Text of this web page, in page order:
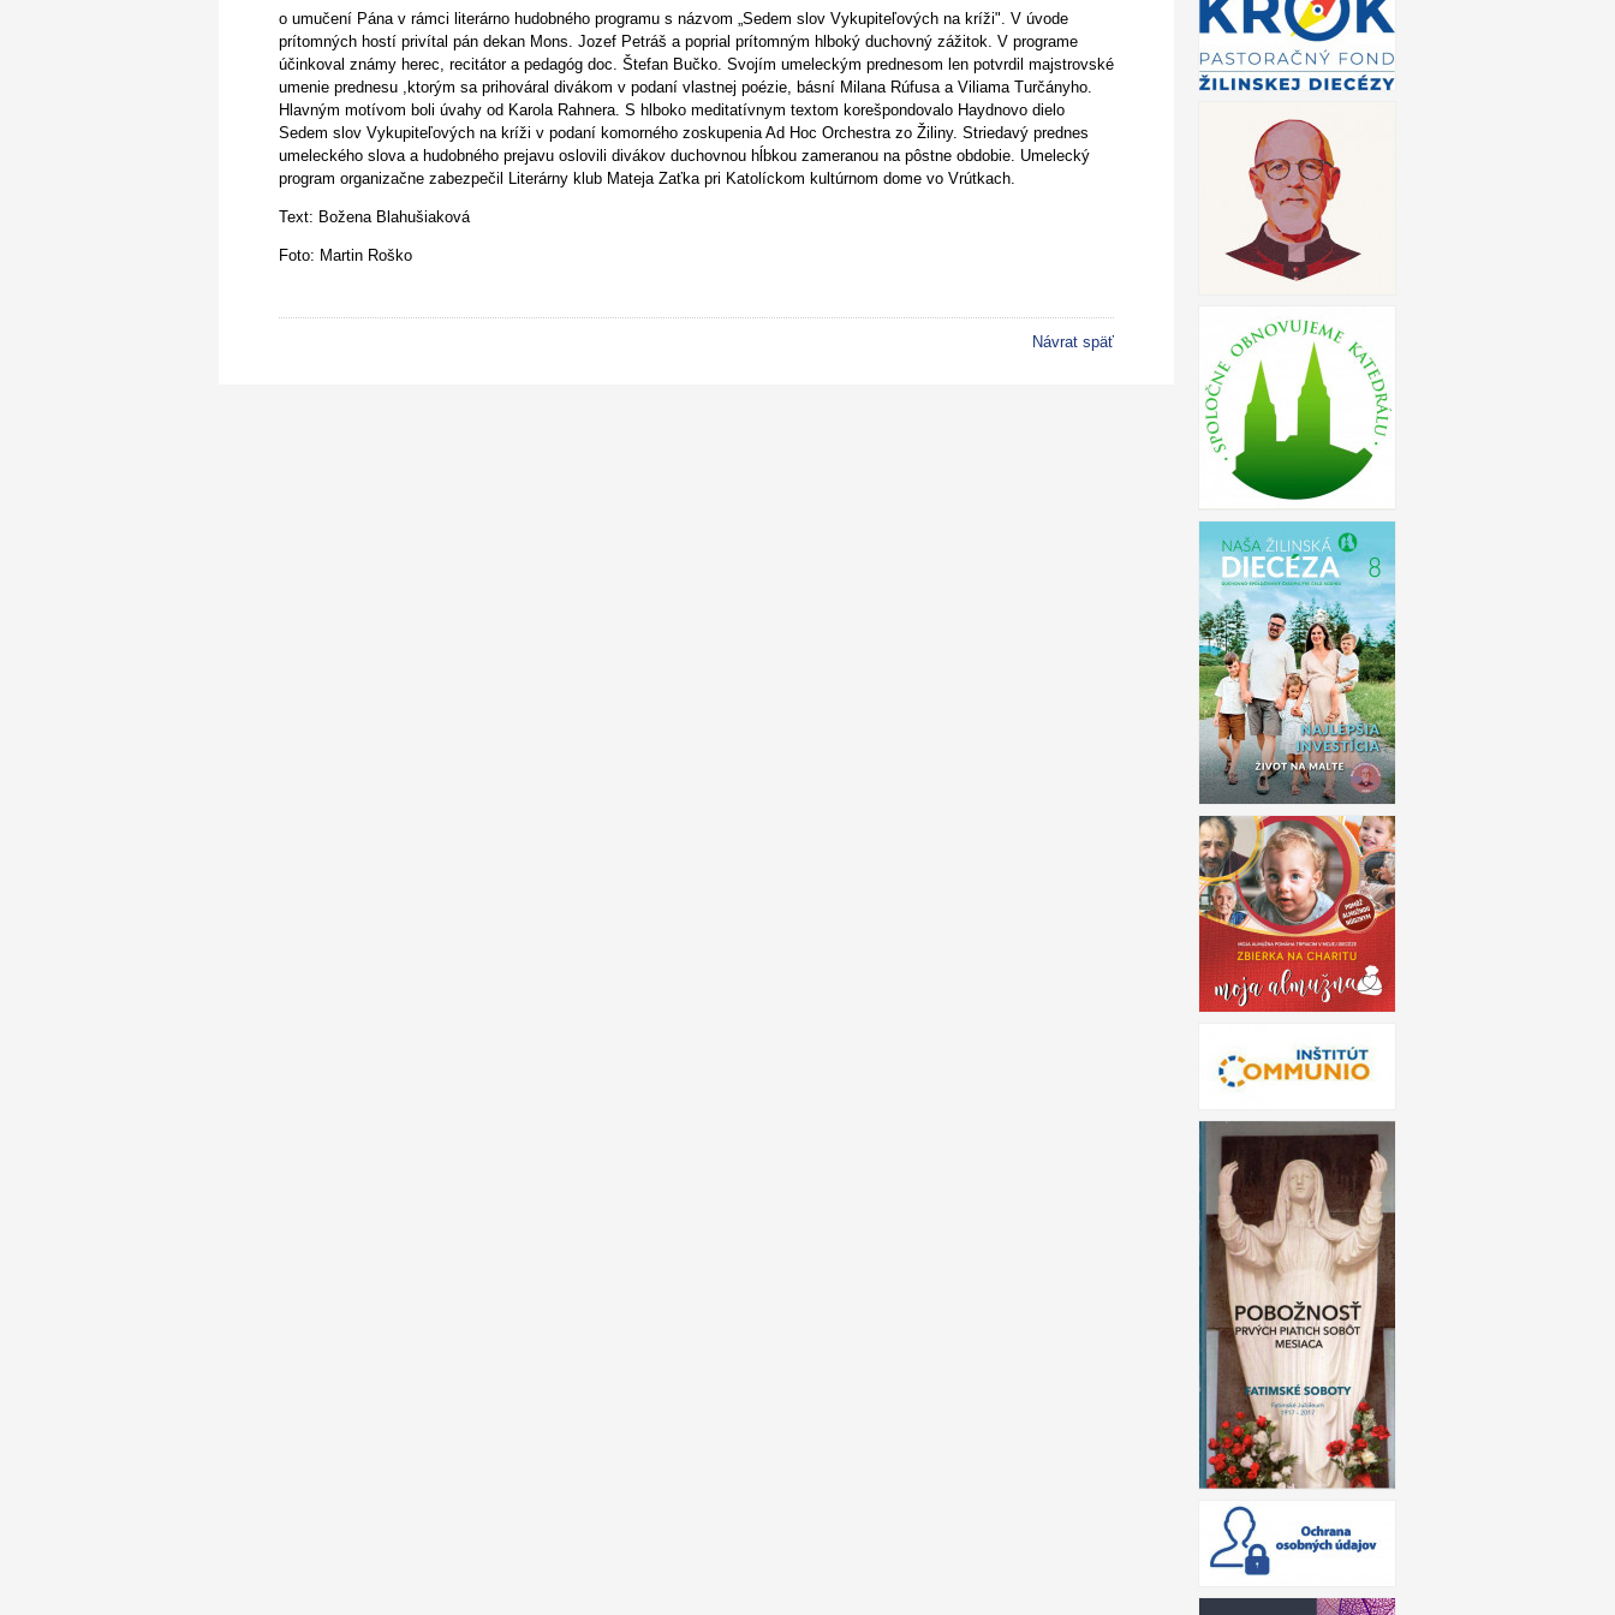
o umučení Pána v rámci literárno hudobného programu s názvom „Sedem slov Vykupiteľových na kríži". V úvode
prítomných hostí privítal pán dekan Mons. Jozef Petráš a poprial prítomným hlboký duchovný zážitok. V programe
účinkoval známy herec, recitátor a pedagóg doc. Štefan Bučko. Svojím umeleckým prednesom len potvrdil majstrovské
umenie prednesu ,ktorým sa prihováral divákom v podaní vlastnej poézie, básní Milana Rúfusa a Viliama Turčányho.
Hlavným motívom boli úvahy od Karola Rahnera. S hlboko meditatívnym textom korešpondovalo Haydnovo dielo
Sedem slov Vykupiteľových na kríži v podaní komorného zoskupenia Ad Hoc Orchestra zo Žiliny. Striedavý prednes
umeleckého slova a hudobného prejavu oslovili divákov duchovnou hĺbkou zameranou na pôstne obdobie. Umelecký
program organizačne zabezpečil Literárny klub Mateja Zaťka pri Katolíckom kultúrnom dome vo Vrútkach.
Text: Božena Blahušiaková
Foto: Martin Roško
Návrat späť